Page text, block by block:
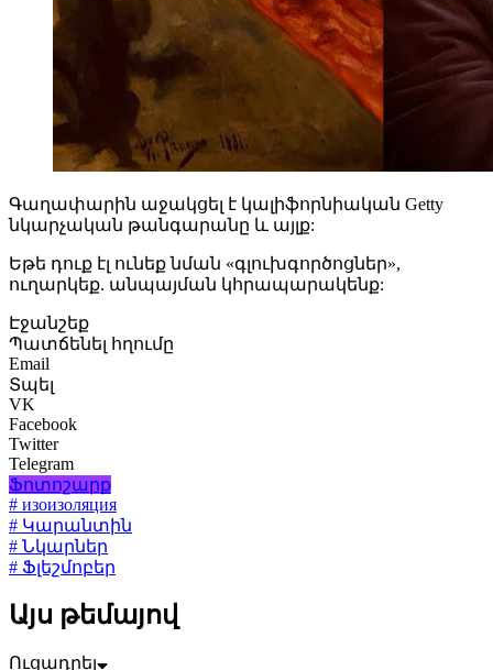
Գաղափարին աջակցել է կալիֆորնիական Getty
նկարչական թանգարանը և այլք:
Եթե դուք էլ ունեք նման «գլուխգործոցներ»,
ուղարկեք. անպայման կհրապարակենք:
Էջանշեք
Պատճենել հղումը
Email
Տպել
VK
Facebook
Twitter
Telegram
Ֆոտոշարք
# изоизоляция
# Կարանտին
# Նկարներ
# Ֆլեշմոբեր
Այս թեմայով
Ուցադրել